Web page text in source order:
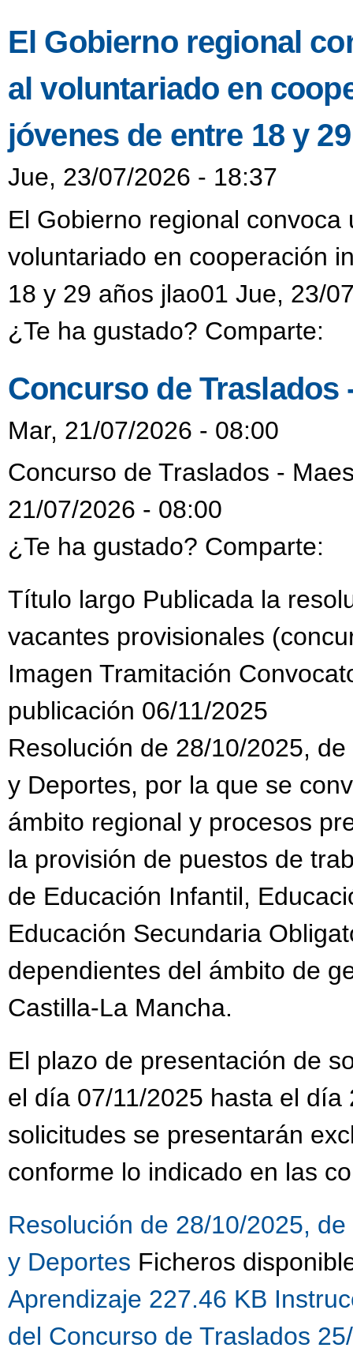
El Gobierno regional
al voluntariado en
jóvenes de entre 18 y
Jue, 23/07/2026 - 18:37
El Gobierno regional
voluntariado en cooperación
18 y 29 años jlao01 Jue, 23/
¿Te ha gustado? Comparte:
Concurso de Traslados
Mar, 21/07/2026 - 08:00
Concurso de Traslados -
21/07/2026 - 08:00
¿Te ha gustado? Comparte:
Título largo Publicada la
vacantes provisionales
Imagen Tramitación
publicación 06/11/2025
Resolución de 28/10/2025,
y Deportes, por la que se
ámbito regional y procesos
la provisión de puestos de
de Educación Infantil,
Educación Secundaria
dependientes del ámbito de
Castilla-La Mancha.
El plazo de presentación de
el día 07/11/2025 hasta el
solicitudes se presentarán
conforme lo indicado en las
Resolución de 28/10/2025,
y Deportes Ficheros
Aprendizaje 227.46 KB
del Concurso de Traslados